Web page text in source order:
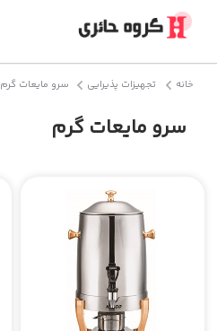
خانه تجهیزات پذیرایی سرو مایعات گرم
سرو مایعات گرم